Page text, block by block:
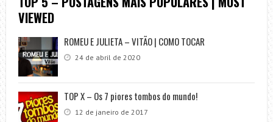
VIEWED
ROMEU E JULIETA – VITÃO | COMO TOCAR
24 de abril de 2020
TOP X – Os 7 piores tombos do mundo!
12 de janeiro de 2017